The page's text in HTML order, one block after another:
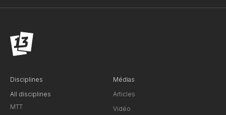
Disciplines
All disciplines
MTT
Médias
Articles
Vidéo